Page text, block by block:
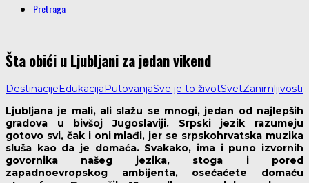
Pretraga
Šta obići u Ljubljani za jedan vikend
Destinacije Edukacija PutovanjaSve je to životSvetZanimljivosti
Ljubljana je mali, ali slažu se mnogi, jedan od najlepših
gradova u bivšoj Jugoslaviji. Srpski jezik razumeju
gotovo svi, čak i oni mlađi, jer se srpskohrvatska muzika
sluša kao da je domaća. Svakako, ima i puno izvornih
govornika našeg jezika, stoga i pored
zapadnoevropskog ambijenta, osećaćete domaću